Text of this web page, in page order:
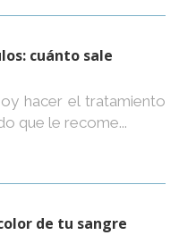
cuánto sale
hacer el tratamiento
que le recome...
de tu sangre